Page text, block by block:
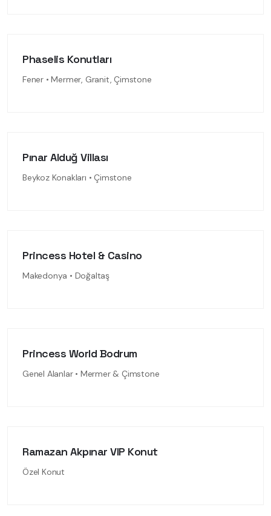
Phaselis Konutları
Fener • Mermer, Granit, Çimstone
Pınar Alduğ Villası
Beykoz Konakları • Çimstone
Princess Hotel & Casino
Makedonya • Doğaltaş
Princess World Bodrum
Genel Alanlar • Mermer & Çimstone
Ramazan Akpınar VIP Konut
Özel Konut